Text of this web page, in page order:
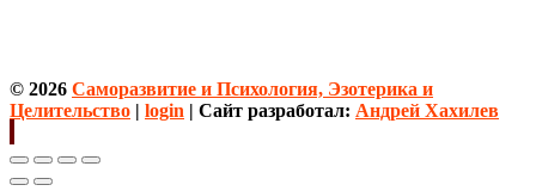
© 2026 Саморазвитие и Психология, Эзотерика и
Целительство | login | Сайт разработал: Андрей Хахилев